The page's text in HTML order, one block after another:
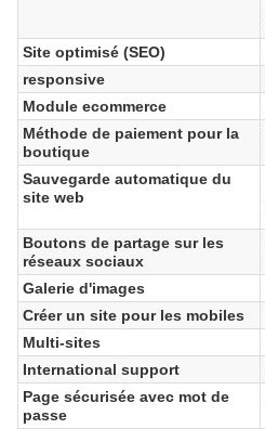
Site optimisé (SEO)
responsive
Module ecommerce
Méthode de paiement pour la
boutique
Sauvegarde automatique du
site web
Boutons de partage sur les
réseaux sociaux
Galerie d'images
Créer un site pour les mobiles
Multi-sites
International support
Page sécurisée avec mot de
passe